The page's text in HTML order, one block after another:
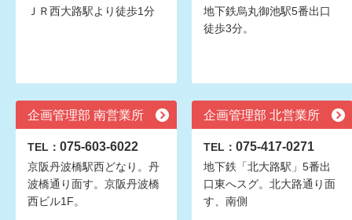
ＪＲ西大路駅より徒歩1分
地下鉄烏丸御池駅5番出口
徒歩3分。
企画管理部 南営業所
TEL： 075-603-6022
京阪丹波橋駅西どなり。丹
波橋通り面す。京阪丹波橋
西ビル1F。
企画管理部 北営業所
TEL： 075-417-0271
地下鉄「北大路駅」5番出
口東へスグ。北大路通り面
す、南側